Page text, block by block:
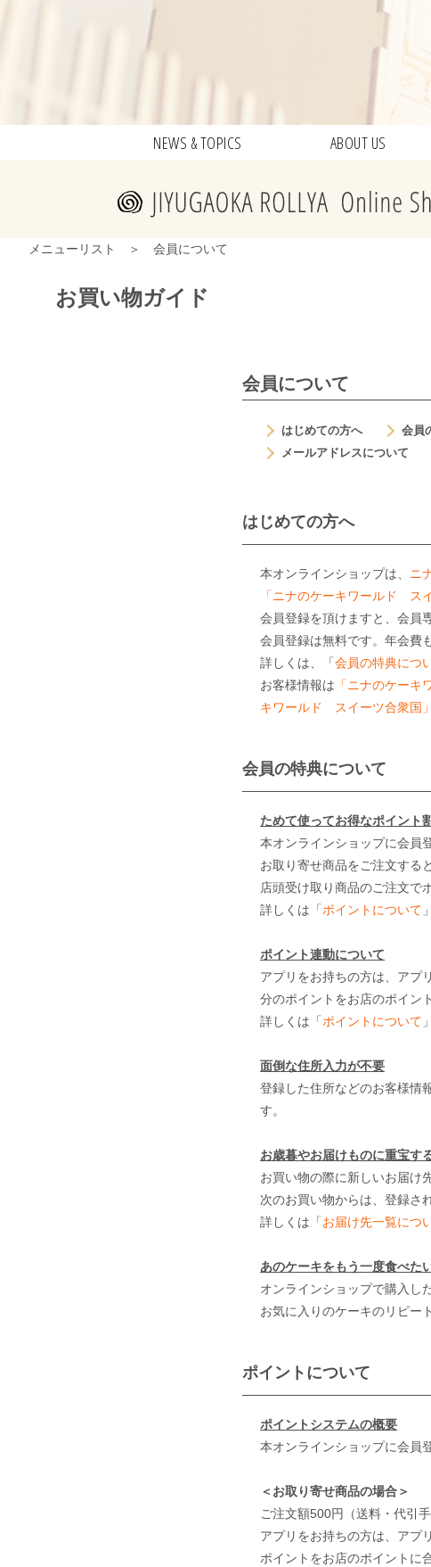
NEWS & TOPICS ABOUT US
メニューリスト ＞ 会員について
お買い物ガイド
会員について
はじめての方へ 会員
メールアドレスについて
はじめての方へ
本オンラインショップは、 ニ
「ニナのケーキワールド ス
会員登録を頂けますと、会員
会員登録は無料です。年会費
詳しくは、「 会員の特典につ
お客様情報は 「ニナのケー
キワールド スイーツ合衆国」
会員の特典について
ためて使ってお得なポイント
本オンラインショップに会員
お取り寄せ商品をご注文する
店頭受け取り商品のご注文で
詳しくは「 ポイントについて
ポイント連動について
アプリをお持ちの方は、アプ
分のポイントをお店のポイン
詳しくは「 ポイントについて
面倒な住所入力が不要
登録した住所などのお客様情
す。
お歳暮やお届けものに重宝す
お買い物の際に新しいお届け
次のお買い物からは、登録さ
詳しくは「 お届け先一覧につ
あのケーキをもう一度食べた
オンラインショップで購入し
お気に入りのケーキのリピー
ポイントについて
ポイントシステムの概要
本オンラインショップに会員
＜お取り寄せ商品の場合＞
ご注文額500円（送料・代引
アプリをお持ちの方は、アプ
ポイントをお店のポイントに